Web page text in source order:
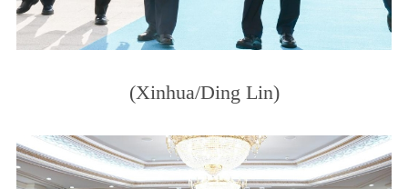
(Xinhua/Ding Lin)